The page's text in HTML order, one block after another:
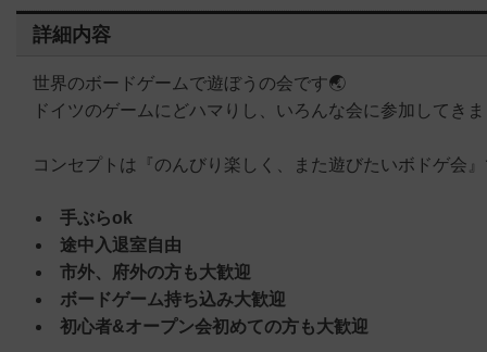
詳細内容
世界のボードゲームで遊ぼうの会です🌏
ドイツのゲームにどハマりし、いろんな会に参加してき
コンセプトは『のんびり楽しく、また遊びたいボドゲ会
手ぶらok
途中入退室自由
市外、府外の方も大歓迎
ボードゲーム持ち込み大歓迎
初心者&オープン会初めての方も大歓迎